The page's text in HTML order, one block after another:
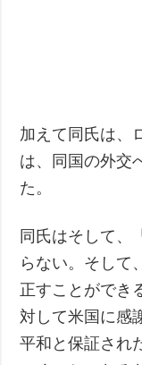
加えて同氏は、
は、同国の外交
た。
同氏はそして、
らない。そして
正すことができ
対して米国に感
平和と保証され